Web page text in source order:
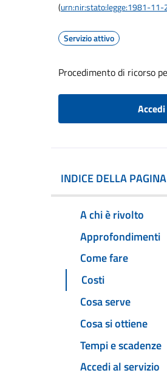
(urn:nir:stato:legge:1981-
Servizio attivo
Procedimento di ricorso
INDICE DELLA PAGINA
A chi è rivolto
Approfondimenti
Come fare
Costi
Cosa serve
Cosa si ottiene
Tempi e scadenze
Accedi al servizio